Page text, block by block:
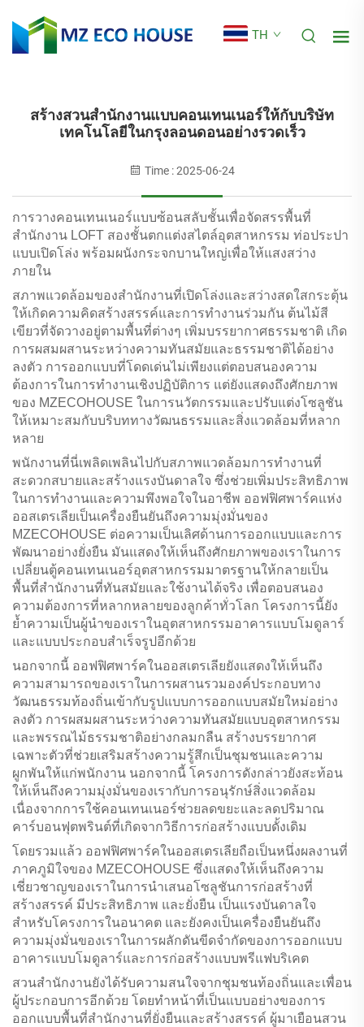
TH
สร้างสวนสำนักงานแบบคอนเทนเนอร์ให้กับบริษัท
เทคโนโลยีในกรุงลอนดอนอย่างรวดเร็ว
Time : 2025-06-24
การวางคอนเทนเนอร์แบบซ้อนสลับชั้นเพื่อจัดสรรพื้นที่
สำนักงาน LOFT สองชั้นตกแต่งสไตล์อุตสาหกรรม ท่อประปา
แบบเปิดโล่ง พร้อมผนังกระจกบานใหญ่เพื่อให้แสงสว่าง
ภายใน
สภาพแวดล้อมของสำนักงานที่เปิดโล่งและสว่างสดใสกระตุ้น
ให้เกิดความคิดสร้างสรรค์และการทำงานร่วมกัน ต้นไม้สี
เขียวที่จัดวางอยู่ตามพื้นที่ต่างๆ เพิ่มบรรยากาศธรรมชาติ เกิด
การผสมผสานระหว่างความทันสมัยและธรรมชาติได้อย่าง
ลงตัว การออกแบบที่โดดเด่นไม่เพียงแต่ตอบสนองความ
ต้องการในการทำงานเชิงปฏิบัติการ แต่ยังแสดงถึงศักยภาพ
ของ MZECOHOUSE ในการนวัตกรรมและปรับแต่งโซลูชัน
ให้เหมาะสมกับบริบททางวัฒนธรรมและสิ่งแวดล้อมที่หลาก
หลาย
พนักงานที่นี่เพลิดเพลินไปกับสภาพแวดล้อมการทำงานที่
สะดวกสบายและสร้างแรงบันดาลใจ ซึ่งช่วยเพิ่มประสิทธิภาพ
ในการทำงานและความพึงพอใจในอาชีพ ออฟฟิศพาร์คแห่ง
ออสเตรเลียเป็นเครื่องยืนยันถึงความมุ่งมั่นของ
MZECOHOUSE ต่อความเป็นเลิศด้านการออกแบบและการ
พัฒนาอย่างยั่งยืน มันแสดงให้เห็นถึงศักยภาพของเราในการ
เปลี่ยนตู้คอนเทนเนอร์อุตสาหกรรมมาตรฐานให้กลายเป็น
พื้นที่สำนักงานที่ทันสมัยและใช้งานได้จริง เพื่อตอบสนอง
ความต้องการที่หลากหลายของลูกค้าทั่วโลก โครงการนี้ยัง
ย้ำความเป็นผู้นำของเราในอุตสาหกรรมอาคารแบบโมดูลาร์
และแบบประกอบสำเร็จรูปอีกด้วย
นอกจากนี้ ออฟฟิศพาร์คในออสเตรเลียยังแสดงให้เห็นถึง
ความสามารถของเราในการผสานรวมองค์ประกอบทาง
วัฒนธรรมท้องถิ่นเข้ากับรูปแบบการออกแบบสมัยใหม่อย่าง
ลงตัว การผสมผสานระหว่างความทันสมัยแบบอุตสาหกรรม
และพรรณไม้ธรรมชาติอย่างกลมกลืน สร้างบรรยากาศ
เฉพาะตัวที่ช่วยเสริมสร้างความรู้สึกเป็นชุมชนและความ
ผูกพันให้แก่พนักงาน นอกจากนี้ โครงการดังกล่าวยังสะท้อน
ให้เห็นถึงความมุ่งมั่นของเรากับการอนุรักษ์สิ่งแวดล้อม
เนื่องจากการใช้คอนเทนเนอร์ช่วยลดขยะและลดปริมาณ
คาร์บอนฟุตพรินต์ที่เกิดจากวิธีการก่อสร้างแบบดั้งเดิม
โดยรวมแล้ว ออฟฟิศพาร์คในออสเตรเลียถือเป็นหนึ่งผลงานที่
ภาคภูมิใจของ MZECOHOUSE ซึ่งแสดงให้เห็นถึงความ
เชี่ยวชาญของเราในการนำเสนอโซลูชันการก่อสร้างที่
สร้างสรรค์ มีประสิทธิภาพ และยั่งยืน เป็นแรงบันดาลใจ
สำหรับโครงการในอนาคต และยังคงเป็นเครื่องยืนยันถึง
ความมุ่งมั่นของเราในการผลักดันขีดจำกัดของการออกแบบ
อาคารแบบโมดูลาร์และการก่อสร้างแบบพรีแฟบริเคต
สวนสำนักงานยังได้รับความสนใจจากชุมชนท้องถิ่นและเพื่อน
ผู้ประกอบการอีกด้วย โดยทำหน้าที่เป็นแบบอย่างของการ
ออกแบบพื้นที่สำนักงานที่ยั่งยืนและสร้างสรรค์ ผู้มาเยือนสวน